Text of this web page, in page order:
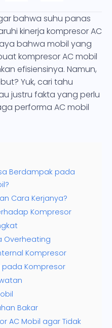
bahwa suhu panas
kinerja kompresor AC
bahwa mobil yang
kompresor AC mobil
efisiensinya. Namun,
Yuk, cari tahu
justru fakta yang perlu
performa AC mobil
Berdampak pada
Cara Kerjanya?
Kompresor
Overheating
Kompresor
Kompresor
Bakar
AC Mobil agar Tidak